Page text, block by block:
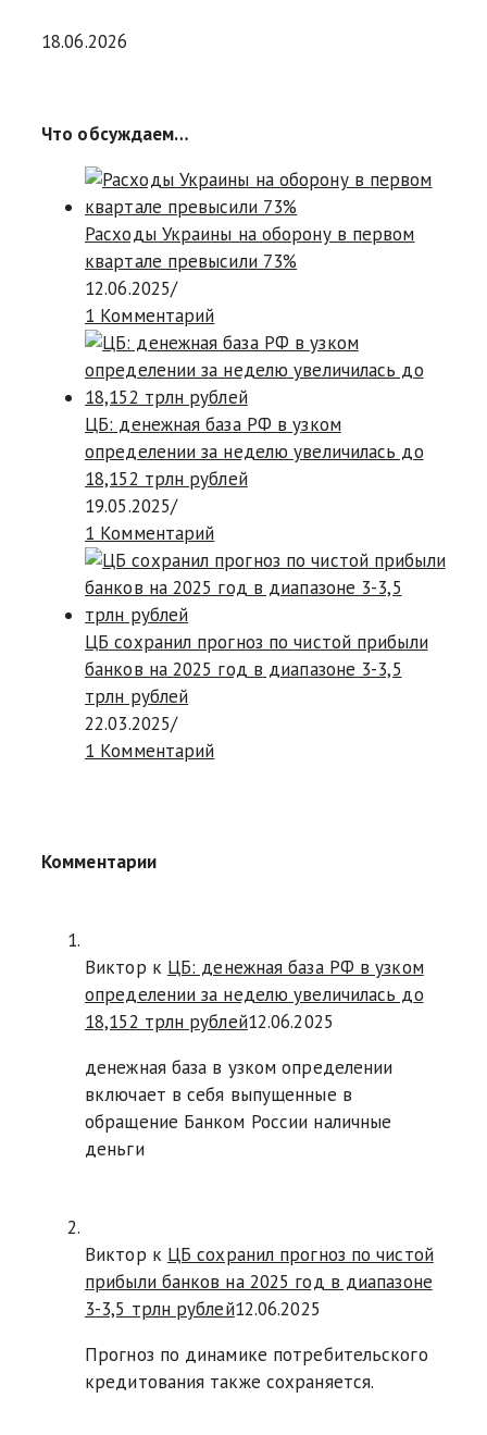
18.06.2026
Что обсуждаем…
Расходы Украины на оборону в первом
квартале превысили 73%
12.06.2025/
1 Комментарий
ЦБ: денежная база РФ в узком
определении за неделю увеличилась до
18,152 трлн рублей
19.05.2025/
1 Комментарий
ЦБ сохранил прогноз по чистой прибыли
банков на 2025 год в диапазоне 3-3,5
трлн рублей
22.03.2025/
1 Комментарий
Комментарии
Виктор к ЦБ: денежная база РФ в узком
определении за неделю увеличилась до
18,152 трлн рублей12.06.2025
денежная база в узком определении
включает в себя выпущенные в
обращение Банком России наличные
деньги
Виктор к ЦБ сохранил прогноз по чистой
прибыли банков на 2025 год в диапазоне
3-3,5 трлн рублей12.06.2025
Прогноз по динамике потребительского
кредитования также сохраняется.